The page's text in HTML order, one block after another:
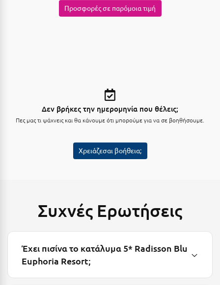
Κύπρος
Λεπτοκαρυά
Λέσβος
Προσφορές σε παρόμοια τιμή
Δεν βρήκες την ημερομηνία που θέλεις;
Πες μας τι ψάχνεις και θα κάνουμε ότι μπορούμε για να σε βοηθήσουμε.
Χρειάζεσαι βοήθεια;
Συχνές Ερωτήσεις
Έχει πισίνα το κατάλυμα 5* Radisson Blu
Euphoria Resort;